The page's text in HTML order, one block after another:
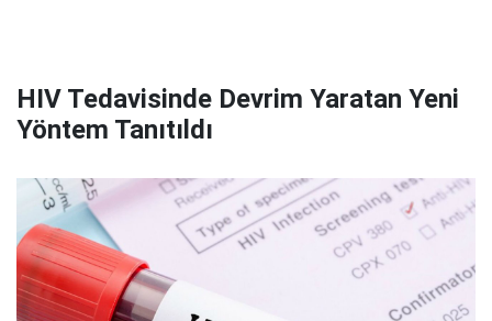
HIV Tedavisinde Devrim Yaratan Yeni
Yöntem Tanıtıldı